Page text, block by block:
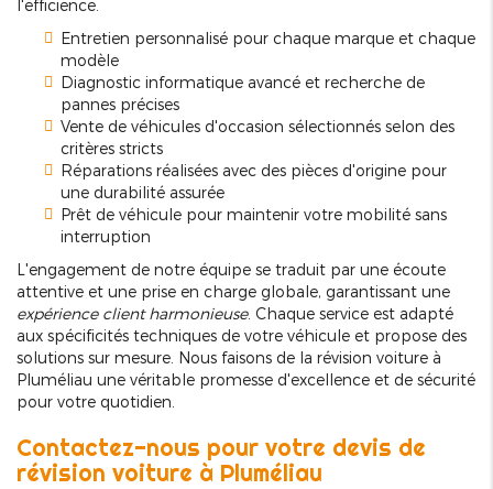
l'efficience.
Entretien personnalisé pour chaque marque et chaque
modèle
Diagnostic informatique avancé et recherche de
pannes précises
Vente de véhicules d'occasion sélectionnés selon des
critères stricts
Réparations réalisées avec des pièces d'origine pour
une durabilité assurée
Prêt de véhicule pour maintenir votre mobilité sans
interruption
L'engagement de notre équipe se traduit par une écoute
attentive et une prise en charge globale, garantissant une
expérience client harmonieuse. Chaque service est adapté
aux spécificités techniques de votre véhicule et propose des
solutions sur mesure. Nous faisons de la révision voiture à
Pluméliau une véritable promesse d'excellence et de sécurité
pour votre quotidien.
Contactez-nous pour votre devis de
révision voiture à Pluméliau